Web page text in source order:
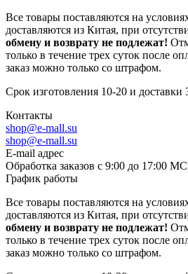
Все товары поставляются на
доставляются из Китая, при
обмену и возврату не подлежат!
только в течение трех суток после
заказ можно только со штрафом.
Срок изготовления 10-20 и доставки
Контакты
shop@e-mall.su
shop@e-mall.su
E-mail адрес
Обработка заказов с 9:00 до 17:00
График работы
Все товары поставляются на
доставляются из Китая, при
обмену и возврату не подлежат!
только в течение трех суток после
заказ можно только со штрафом.